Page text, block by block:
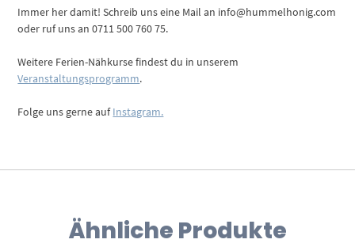
Immer her damit! Schreib uns eine Mail an info@hummelhonig.com
oder ruf uns an 0711 500 760 75.
Weitere Ferien-Nähkurse findest du in unserem
Veranstaltungsprogramm.
Folge uns gerne aufInstagram.
Ähnliche Produkte